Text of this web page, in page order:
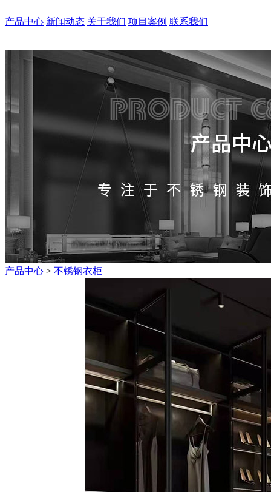
产品中心 新闻动态 关于我们 项目案例 联系我们
产品中心 > 不锈钢衣柜